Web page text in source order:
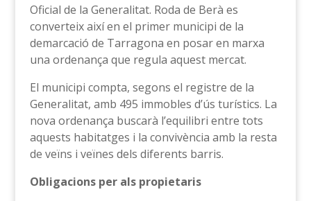
Oficial de la Generalitat. Roda de Berà es
converteix així en el primer municipi de la
demarcació de Tarragona en posar en marxa
una ordenança que regula aquest mercat.
El municipi compta, segons el registre de la
Generalitat, amb 495 immobles d’ús turístics. La
nova ordenança buscarà l’equilibri entre tots
aquests habitatges i la convivència amb la resta
de veïns i veïnes dels diferents barris.
Obligacions per als propietaris